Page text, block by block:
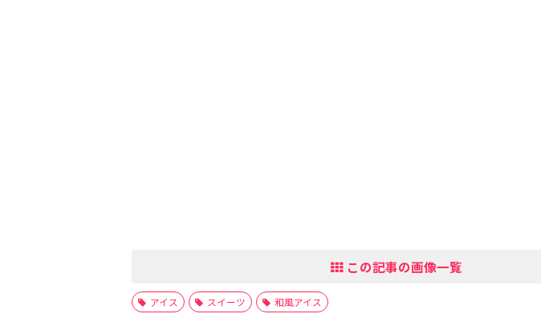
この記事の画像一覧
アイス スイーツ 和風アイス